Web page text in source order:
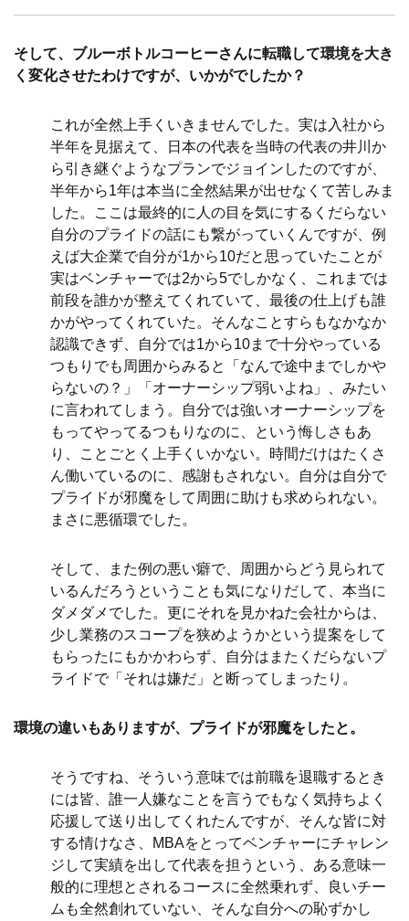
そして、ブルーボトルコーヒーさんに転職して環境を大き
く変化させたわけですが、いかがでしたか？
これが全然上手くいきませんでした。実は入社から
半年を見据えて、日本の代表を当時の代表の井川か
ら引き継ぐようなプランでジョインしたのですが、
半年から1年は本当に全然結果が出せなくて苦しみま
した。ここは最終的に人の目を気にするくだらない
自分のプライドの話にも繋がっていくんですが、例
えば大企業で自分が1から10だと思っていたことが
実はベンチャーでは2から5でしかなく、これまでは
前段を誰かが整えてくれていて、最後の仕上げも誰
かがやってくれていた。そんなことすらもなかなか
認識できず、自分では1から10まで十分やっている
つもりでも周囲からみると「なんで途中までしかや
らないの？」「オーナーシップ弱いよね」、みたい
に言われてしまう。自分では強いオーナーシップを
もってやってるつもりなのに、という悔しさもあ
り、ことごとく上手くいかない。時間だけはたくさ
ん働いているのに、感謝もされない。自分は自分で
プライドが邪魔をして周囲に助けも求められない。
まさに悪循環でした。
そして、また例の悪い癖で、周囲からどう見られて
いるんだろうということも気になりだして、本当に
ダメダメでした。更にそれを見かねた会社からは、
少し業務のスコープを狭めようかという提案をして
もらったにもかかわらず、自分はまたくだらないプ
ライドで「それは嫌だ」と断ってしまったり。
環境の違いもありますが、プライドが邪魔をしたと。
そうですね、そういう意味では前職を退職するとき
には皆、誰一人嫌なことを言うでもなく気持ちよく
応援して送り出してくれたんですが、そんな皆に対
する情けなさ、MBAをとってベンチャーにチャレン
ジして実績を出して代表を担うという、ある意味一
般的に理想とされるコースに全然乗れず、良いチー
ムも全然創れていない、そんな自分への恥ずかし